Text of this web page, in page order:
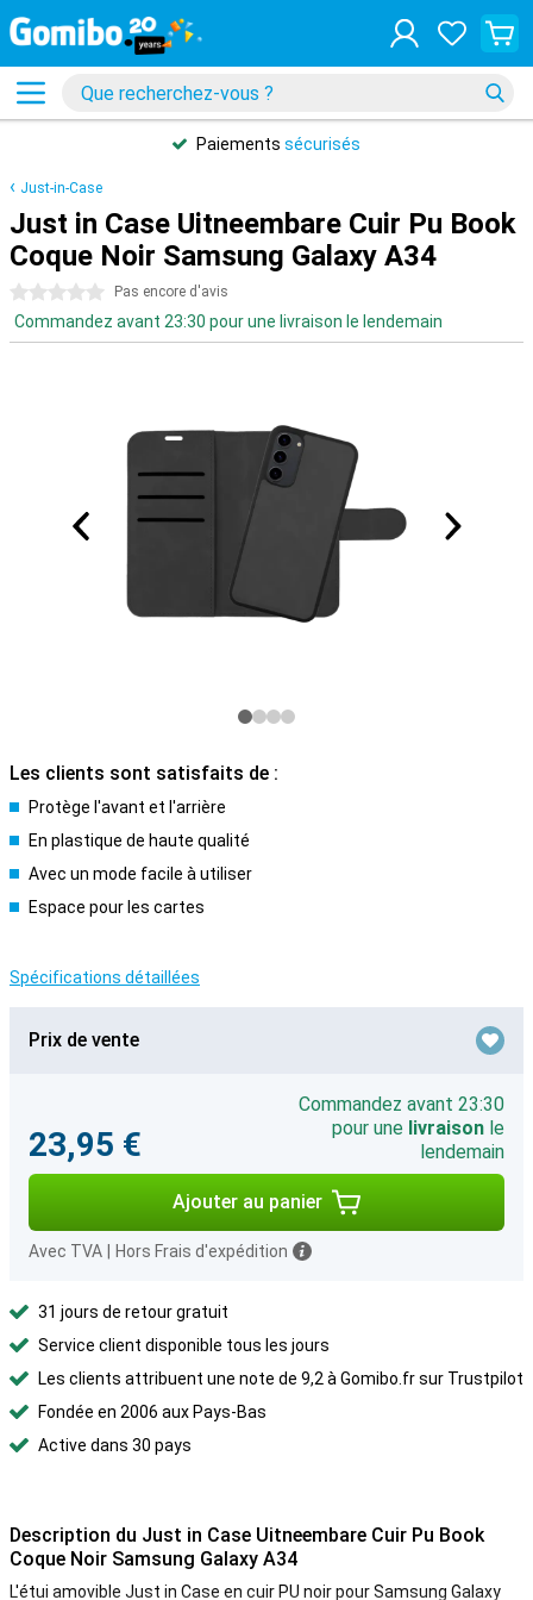
Paiements sécurisés
Just-in-Case
Just in Case Uitneembare Cuir Pu Book
Coque Noir Samsung Galaxy A34
0 étoiles Pas encore d'avis
Commandez avant 23:30 pour une livraison le lendemain
Les clients sont satisfaits de :
Protège l'avant et l'arrière
En plastique de haute qualité
Avec un mode facile à utiliser
Espace pour les cartes
Spécifications détaillées
Prix de vente
23,95 €
Commandez avant 23:30
pour une livraison le
lendemain
Ajouter au panier
Avec TVA Hors Frais d'expédition
31 jours de retour gratuit
Service client disponible tous les jours
Les clients attribuent une note de 9,2 à Gomibo.fr sur Trustpilot
Fondée en 2006 aux Pays-Bas
Active dans 30 pays
Description du Just in Case Uitneembare Cuir Pu Book
Coque Noir Samsung Galaxy A34
L'étui amovible Just in Case en cuir PU noir pour Samsung Galaxy